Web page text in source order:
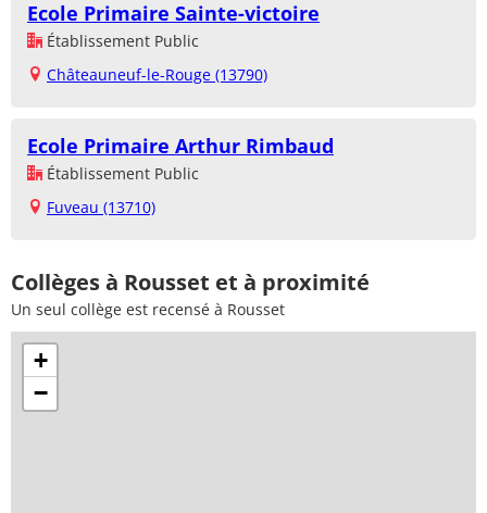
Ecole Primaire Sainte-victoire
Établissement Public
Châteauneuf-le-Rouge (13790)
Ecole Primaire Arthur Rimbaud
Établissement Public
Fuveau (13710)
Collèges à Rousset et à proximité
Un seul collège est recensé à Rousset
+
−